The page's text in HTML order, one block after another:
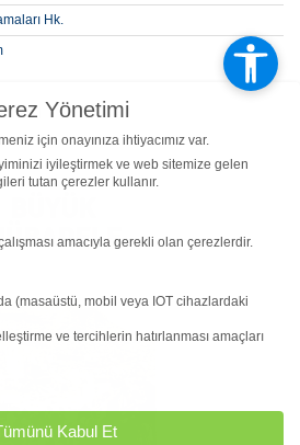
Hk.
(2. Alım) Lisansüstü Yabancı Kontenjan,
Yönetimi
için onayınıza ihtiyacımız var.
iyileştirmek ve web sitemize gelen
tutan çerezler kullanır.
amacıyla gerekli olan çerezlerdir.
(masaüstü, mobil veya IOT cihazlardaki
ve tercihlerin hatırlanması amaçları
Kabul Et